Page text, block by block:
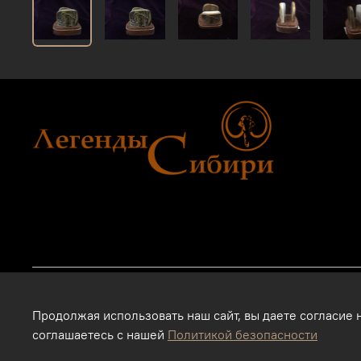
Магазин подарков и сувениров в Тюмени. Тюменские
Интернет-магазин. Использование фотографий,
Продолжая использовать наш сайт, вы даете
соглашаетесь с нашей Политикой безопасности